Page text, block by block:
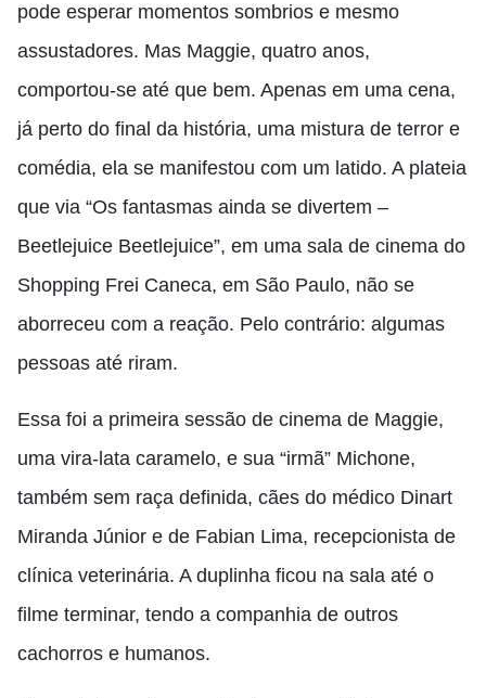
pode esperar momentos sombrios e mesmo
assustadores. Mas Maggie, quatro anos,
comportou-se até que bem. Apenas em uma cena,
já perto do final da história, uma mistura de terror e
comédia, ela se manifestou com um latido. A plateia
que via “Os fantasmas ainda se divertem –
Beetlejuice Beetlejuice”, em uma sala de cinema do
Shopping Frei Caneca, em São Paulo, não se
aborreceu com a reação. Pelo contrário: algumas
pessoas até riram.
Essa foi a primeira sessão de cinema de Maggie,
uma vira-lata caramelo, e sua “irmã” Michone,
também sem raça definida, cães do médico Dinart
Miranda Júnior e de Fabian Lima, recepcionista de
clínica veterinária. A duplinha ficou na sala até o
filme terminar, tendo a companhia de outros
cachorros e humanos.